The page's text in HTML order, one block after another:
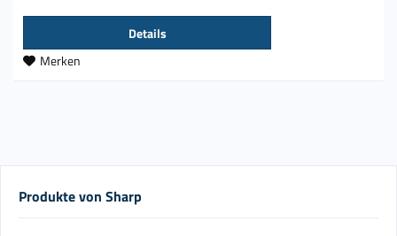
Details
Merken
Produkte von Sharp